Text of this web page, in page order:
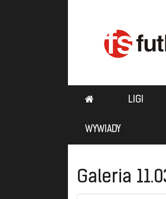
LIGI
WYWIADY
Galeria